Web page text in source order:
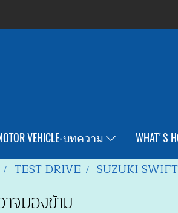
VEHICLE-บทความ WHAT'S
TEST DRIVE SUZUKI
จมองข้าม